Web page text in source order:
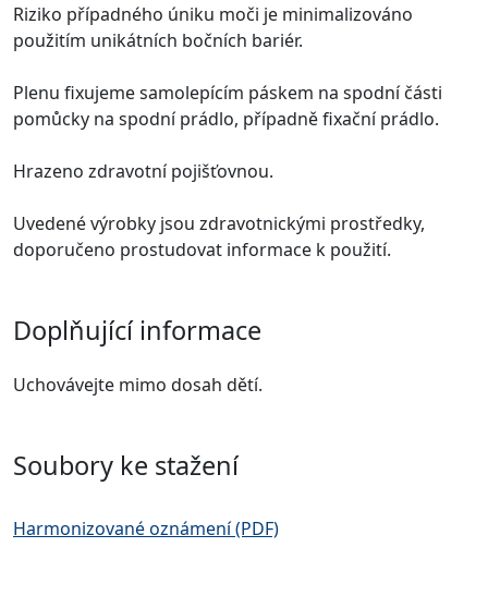
Riziko případného úniku moči je minimalizováno
použitím unikátních bočních bariér.
Plenu fixujeme samolepícím páskem na spodní části
pomůcky na spodní prádlo, případně fixační prádlo.
Hrazeno zdravotní pojišťovnou.
Uvedené výrobky jsou zdravotnickými prostředky,
doporučeno prostudovat informace k použití.
Doplňující informace
Uchovávejte mimo dosah dětí.
Soubory ke stažení
Harmonizované oznámení (PDF)